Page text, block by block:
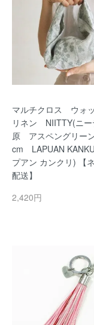
マルチクロス ウォ
リネン NIITTY(ニー
原 アスペングリー
cm LAPUAN
プアン カンクリ) 【
配送】
2,420円